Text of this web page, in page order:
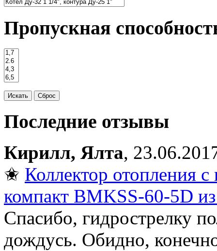
Пропускная
Последние отзывы
Кирилл, Ялта,
✬ Коллектор отопления
компакт BMKSS-60-5D
Спасибо, гидрострелку
дождусь. Обидно,